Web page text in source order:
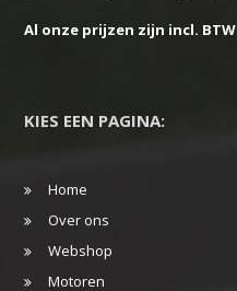
Al onze prijzen zijn incl. BTW
KIES EEN PAGINA:
Home
Over ons
Webshop
Motoren